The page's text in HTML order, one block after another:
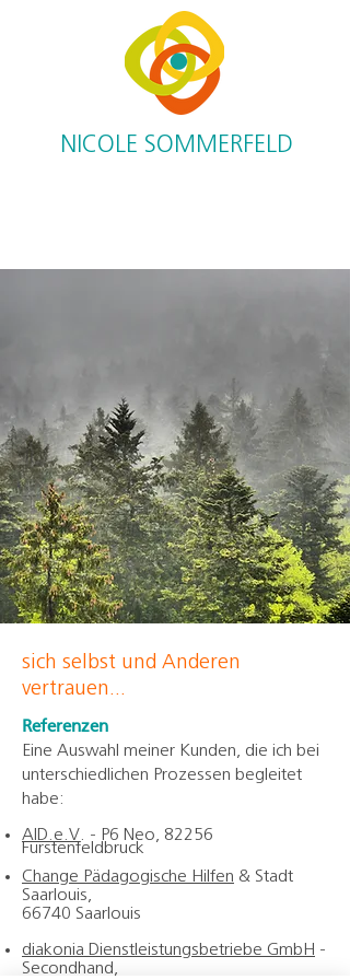
NICOLE SOMMERFELD
sich selbst und Anderen
vertrauen...
Referenzen
Eine Auswahl meiner Kunden, die ich bei
unterschiedlichen Prozessen begleitet
habe:
AID.e.V . - P6 Neo, 82256
Fürstenfeldbruck
Change Pädagogische Hilfen & Stadt
Saarlouis,
66740 Saarlouis
diakonia Dienstleistungsbetriebe GmbH -
Secondhand,